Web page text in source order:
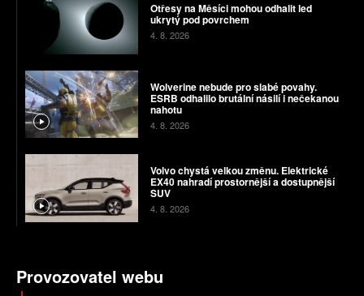
Otřesy na Měsíci mohou odhalit led
ukrytý pod povrchem
4. 8. 2026
Wolverine nebude pro slabé povahy.
ESRB odhalilo brutální násilí i nečekanou
nahotu
4. 8. 2026
Volvo chystá velkou změnu. Elektrické
EX40 nahradí prostornější a dostupnější
SUV
4. 8. 2026
Provozovatel webu